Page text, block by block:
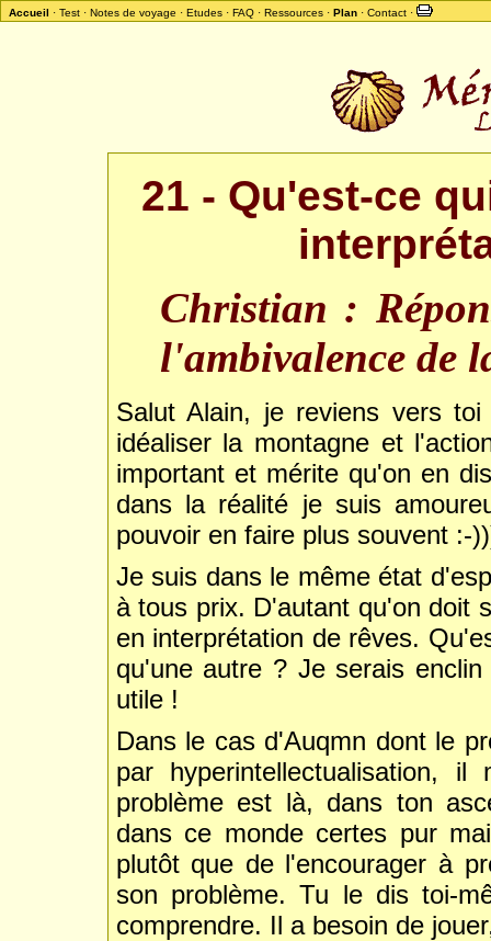
Accueil · Test· Notes de voyage · Etudes· FAQ· Ressources· Plan· Contact·
21 - Qu'est-ce
Christian :
l'ambivalence de
Salut Alain, je reviens vers
idéaliser la montagne et
important et mérite qu'on en
dans la réalité je suis
pouvoir en faire plus souvent :-
Je suis dans le même état
à tous prix. D'autant qu'on doit
en interprétation de rêves.
qu'une autre ? Je serais
utile !
Dans le cas d'Auqmn dont le
par hyperintellectualisation,
problème est là, dans ton
dans ce monde certes pur
plutôt que de l'encourager à
son problème. Tu le dis toi-
comprendre. Il a besoin de